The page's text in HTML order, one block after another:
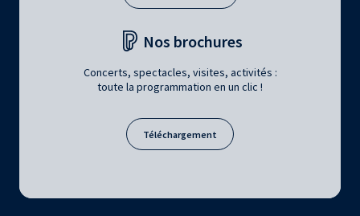
Nos brochures
Concerts, spectacles, visites, activités :
toute la programmation en un clic !
Téléchargement